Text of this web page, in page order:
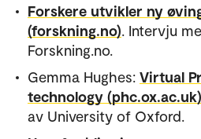
Forskere utvikler ny
(forskning.no) . Intervju
Forskning.no.
Gemma Hughes: Virtual
technology (phc.ox.ac.uk)
av University of Oxford.